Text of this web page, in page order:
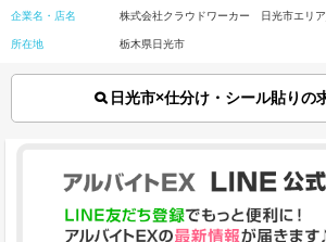
企業名・店名 株式会社クラウドワーカー 日光市エリ
所在地 栃木県日光市
日光市×仕分け・シール貼りの